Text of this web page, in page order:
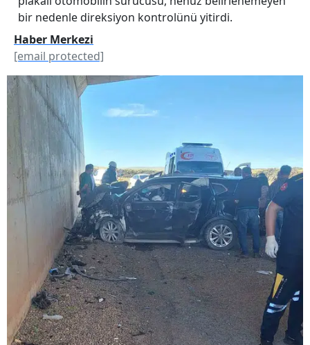
bir nedenle direksiyon kontrolünü yitirdi.
Haber Merkezi
[email protected]